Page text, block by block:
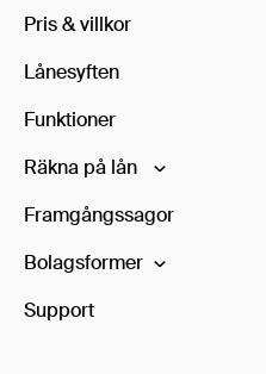
Pris & villkor
Lånesyften
Funktioner
Räkna på lån
Framgångssagor
Bolagsformer
Support